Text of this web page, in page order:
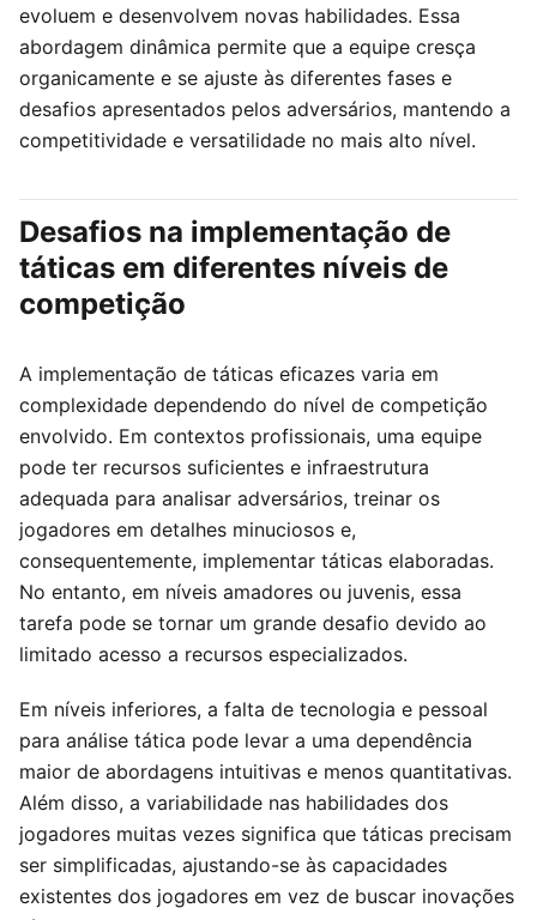
evoluem e desenvolvem novas habilidades. Essa
abordagem dinâmica permite que a equipe cresça
organicamente e se ajuste às diferentes fases e
desafios apresentados pelos adversários, mantendo a
competitividade e versatilidade no mais alto nível.
Desafios na implementação de
táticas em diferentes níveis de
competição
A implementação de táticas eficazes varia em
complexidade dependendo do nível de competição
envolvido. Em contextos profissionais, uma equipe
pode ter recursos suficientes e infraestrutura
adequada para analisar adversários, treinar os
jogadores em detalhes minuciosos e,
consequentemente, implementar táticas elaboradas.
No entanto, em níveis amadores ou juvenis, essa
tarefa pode se tornar um grande desafio devido ao
limitado acesso a recursos especializados.
Em níveis inferiores, a falta de tecnologia e pessoal
para análise tática pode levar a uma dependência
maior de abordagens intuitivas e menos quantitativas.
Além disso, a variabilidade nas habilidades dos
jogadores muitas vezes significa que táticas precisam
ser simplificadas, ajustando-se às capacidades
existentes dos jogadores em vez de buscar inovações